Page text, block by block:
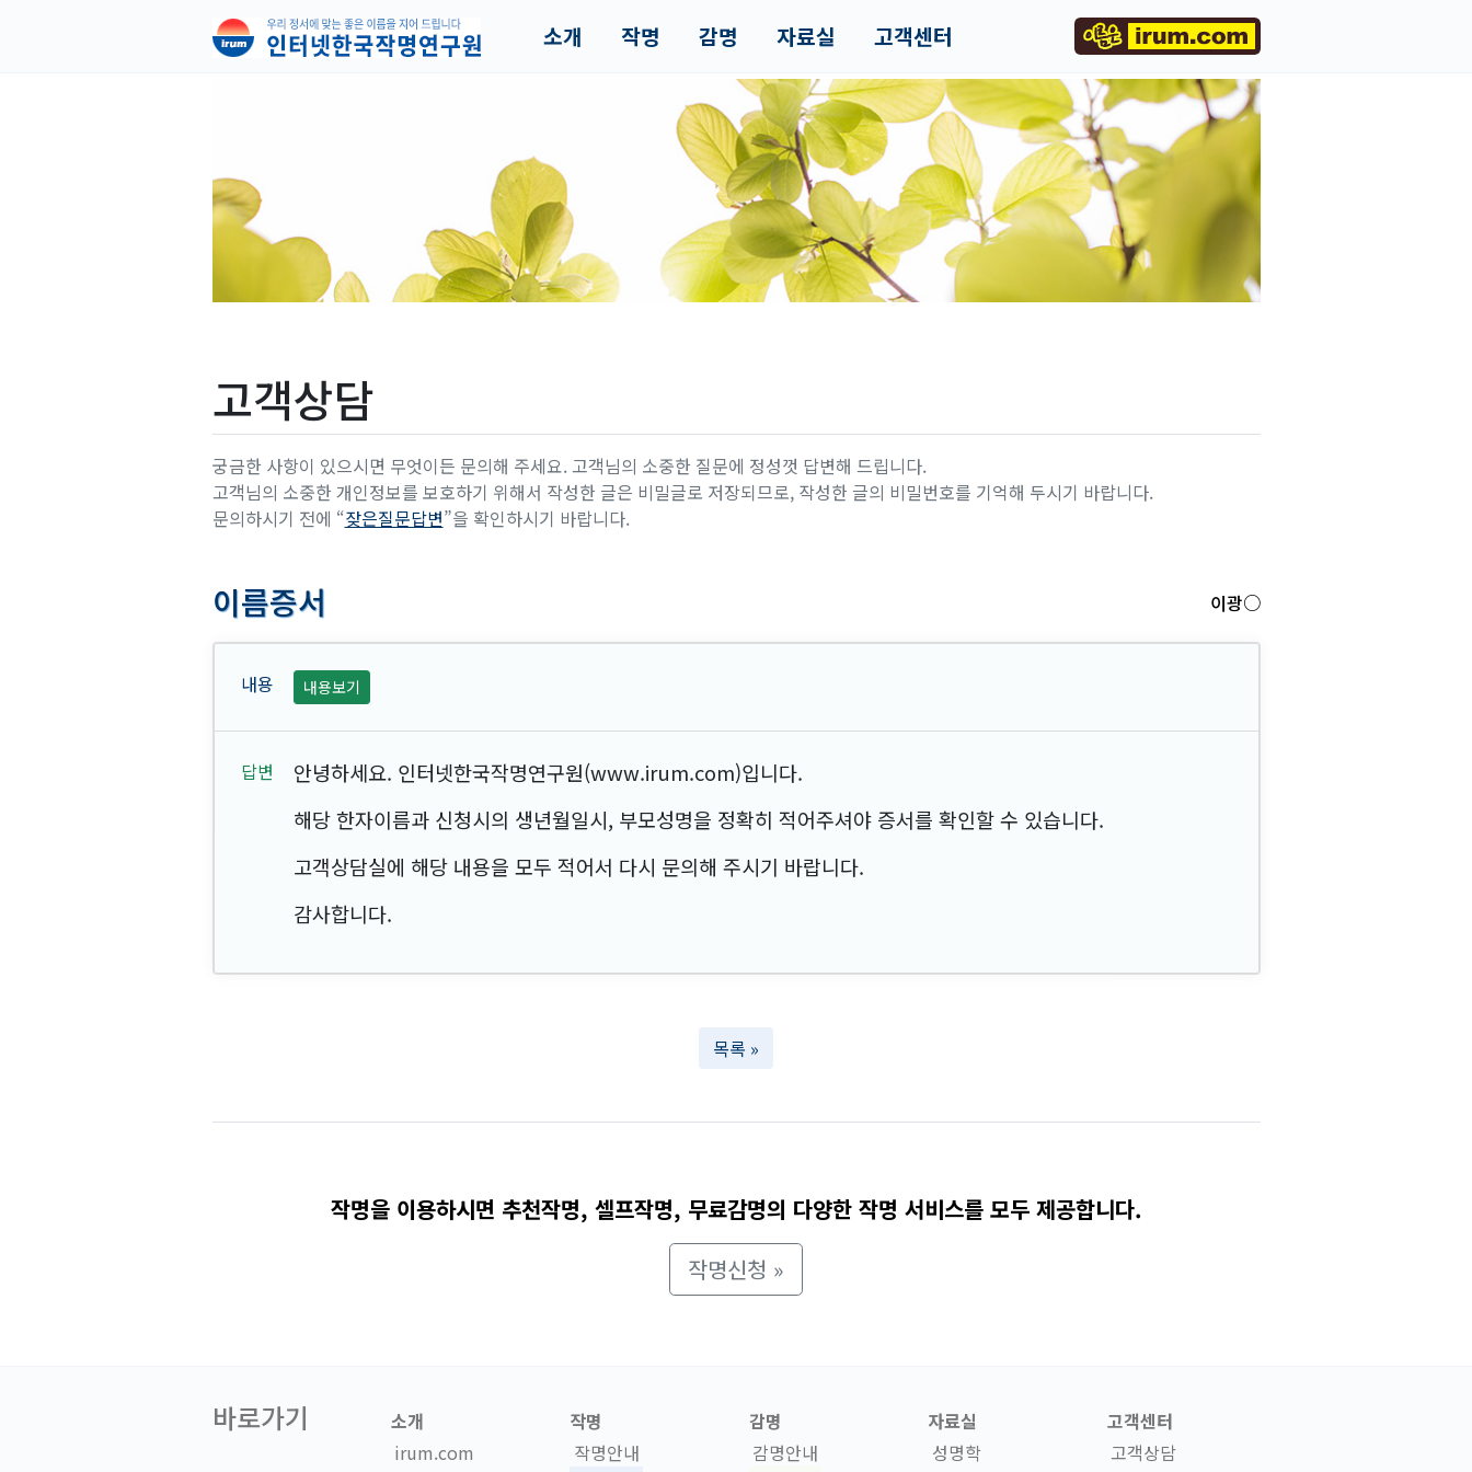
소개 작명 감명 자료실 고객센터
고객상담
궁금한 사항이 있으시면 무엇이든 문의해 주세요. 고객님의 소중한 질문에 정성껏 답변해 드립니다.
고객님의 소중한 개인정보를 보호하기 위해서 작성한 글은 비밀글로 저장되므로, 작성한 글의 비밀번호를 기억해 두시기 바랍니다.
문의하시기 전에 “잦은질문답변”을 확인하시기 바랍니다.
이름증서 이광○
내용보기
안녕하세요. 인터넷한국작명연구원(www.irum.com)입니다.
해당 한자이름과 신청시의 생년월일시, 부모성명을 정확히 적어주셔야 증서를 확인할 수 있습니다.
고객상담실에 해당 내용을 모두 적어서 다시 문의해 주시기 바랍니다.
감사합니다.
목록 »
작명을 이용하시면 추천작명, 셀프작명, 무료감명의 다양한 작명 서비스를 모두 제공합니다.
작명신청 »
바로가기
소개
irum.com
작명
작명안내
감명
감명안내
자료실
성명학
고객센터
고객상담